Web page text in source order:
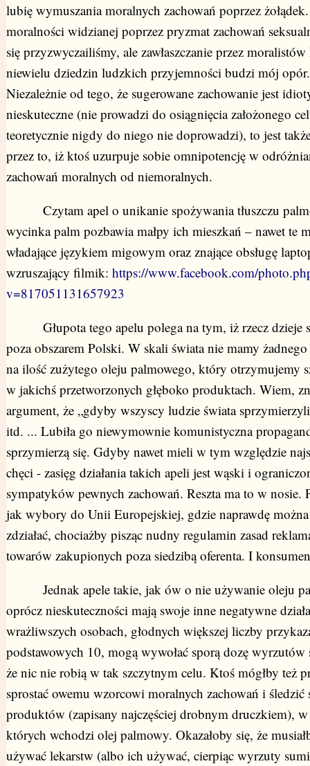
lubię wymuszania moralnych zachowań poprzez
moralności widzianej poprzez pryzmat zachowań
się przyzwyczailiśmy, ale zawłaszczanie przez
niewielu dziedzin ludzkich przyjemności budzi mój opór.
Niezależnie od tego, że sugerowane zachowanie jest
nieskuteczne (nie prowadzi do osiągnięcia założonego
teoretycznie nigdy do niego nie doprowadzi), to jest
przez to, iż ktoś uzurpuje sobie omnipotencję w
zachowań moralnych od niemoralnych.
Czytam apel o unikanie spożywania tłuszczu
wycinka palm pozbawia małpy ich mieszkań – nawet te
władające językiem migowym oraz znające obsługę
wzruszający filmik: https://www.facebook.com/
v=817051131657923
Głupota tego apelu polega na tym, iż rzecz dzieje
poza obszarem Polski. W skali świata nie mamy
na ilość zużytego oleju palmowego, który otrzymujemy
w jakichś przetworzonych głęboko produktach. Wiem,
argument, że „gdyby wszyscy ludzie świata
itd. ... Lubiła go niewymownie komunistyczna
sprzymierzą się. Gdyby nawet mieli w tym względzie
chęci - zasięg działania takich apeli jest wąski i
sympatyków pewnych zachowań. Reszta ma to w nosie.
jak wybory do Unii Europejskiej, gdzie naprawdę
zdziałać, chociażby pisząc nudny regulamin zasad
towarów zakupionych poza siedzibą oferenta. I
Jednak apele takie, jak ów o nie używanie oleju
oprócz nieskuteczności mają swoje inne negatywne
wrażliwszych osobach, głodnych większej liczby
podstawowych 10, mogą wywołać sporą dozę wyrzutów
że nic nie robią w tak szczytnym celu. Ktoś mógłby też
sprostać owemu wzorcowi moralnych zachowań i śledzić
produktów (zapisany najczęściej drobnym druczkiem), w
których wchodzi olej palmowy. Okazałoby się, że
używać lekarstw (albo ich używać, cierpiąc wyrzuty